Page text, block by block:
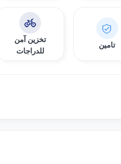
تامين
تخزين آمن
للدراجات